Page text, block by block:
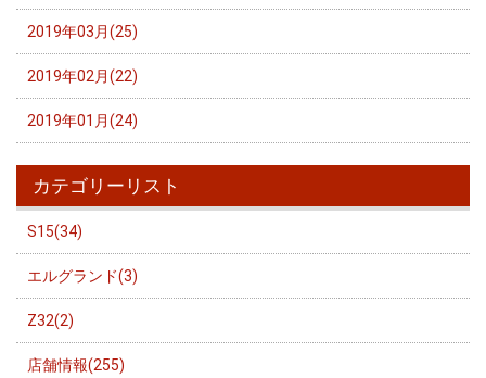
2019年03月(25)
2019年02月(22)
2019年01月(24)
カテゴリーリスト
S15(34)
エルグランド(3)
Z32(2)
店舗情報(255)